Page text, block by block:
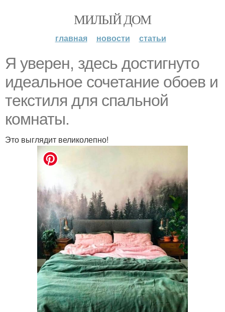
МИЛЫЙ ДОМ
главная новости статьи
Я уверен, здесь достигнуто
идеальное сочетание обоев и
текстиля для спальной
комнаты.
Это выглядит великолепно!